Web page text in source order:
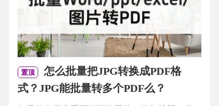
置顶
怎么批量把JPG转换成PDF格
式？JPG能批量转多个PDF么？